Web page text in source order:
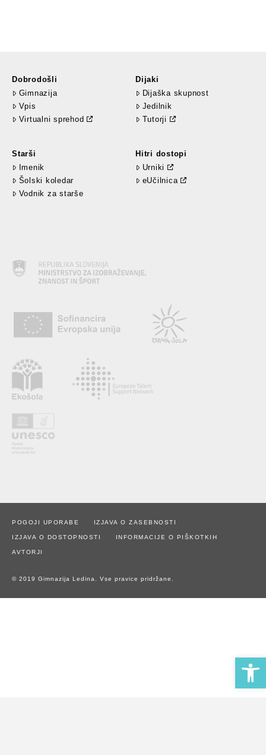
Dobrodošli
Gimnazija
Vpis
Virtualni sprehod
Dijaki
Dijaška skupnost
Jedilnik
Tutorji
Starši
Imenik
Šolski koledar
Vodnik za starše
Hitri dostopi
Urniki
eUčilnica
POGOJI UPORABE IZJAVA O ZASEBNOSTI
IZJAVA O DOSTOPNOSTI INFORMACIJE O PIŠKOTKIH
AVTORJI
© 2019 Gimnazija Ledina. Vse pravice pridržane.